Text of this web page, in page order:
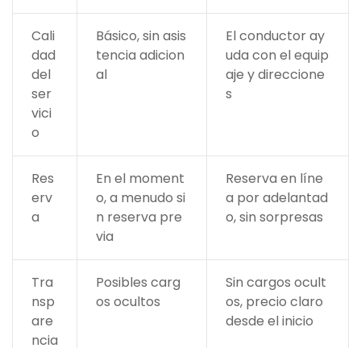
Cali
dad
del
ser
vici
o
Básico, sin asis
tencia adicion
al
El conductor ay
uda con el equip
aje y direccione
s
Res
erv
a
En el moment
o, a menudo si
n reserva pre
via
Reserva en líne
a por adelantad
o, sin sorpresas
Tra
nsp
are
ncia
Posibles carg
os ocultos
Sin cargos ocult
os, precio claro
desde el inicio